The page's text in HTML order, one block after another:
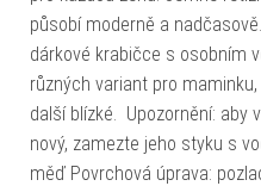
působí moderně a
dárkové krabičce s osobním
různých variant pro
další blízké. Upozornění: aby
nový, zamezte jeho styku s
měď Povrchová úprava: